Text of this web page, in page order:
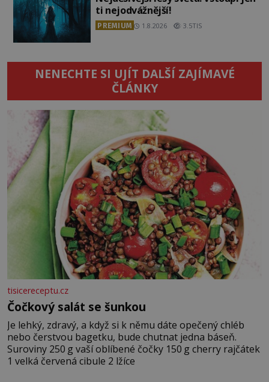
ti nejodvážnější!
PREMIUM 1.8.2026 3.5TIS
NENECHTE SI UJÍT DALŠÍ ZAJÍMAVÉ
ČLÁNKY
tisicereceptu.cz
Čočkový salát se šunkou
Je lehký, zdravý, a když si k němu dáte opečený chléb
nebo čerstvou bagetku, bude chutnat jedna báseň.
Suroviny 250 g vaší oblíbené čočky 150 g cherry rajčátek
1 velká červená cibule 2 lžíce